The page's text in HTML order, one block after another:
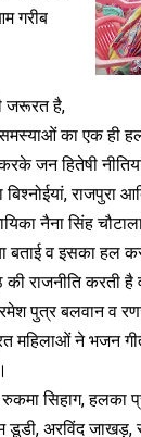
गरीब
जरूरत है,
का एक ही
जन हितेषी
राजपुरा
नैना सिंह
बताई व इसका हल
राजनीति
रमेश पुत्र बलवान व
ने भजन
सिहाग, हलका
डूडी, अरविंद जाखड़,